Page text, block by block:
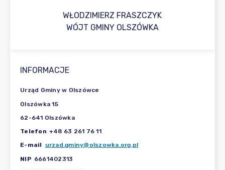
WŁODZIMIERZ FRASZCZYK
WÓJT GMINY OLSZÓWKA
INFORMACJE
Urząd Gminy w Olszówce
Olszówka 15
62-641 Olszówka
Telefon +48 63 261 76 11
E-mail
urzad.gminy@olszowka.org.pl
NIP 6661402313